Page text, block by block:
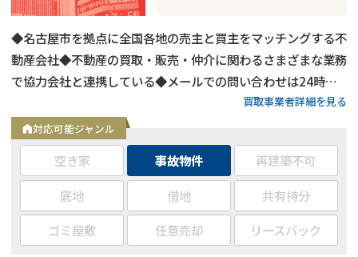
◆名古屋市を拠点に全国各地の売主と買主をマッチングする不
動産会社◆不動産の買取・販売・仲介に関わるさまざまな業務
で協力会社と連携している◆メールでの問い合わせは24時間
買取事業者詳細を見る
対応可能ジャンル
空き家 事故物件
再建築不可
底地
借地
共有持分
ゴミ屋敷
任意売却 リースバック